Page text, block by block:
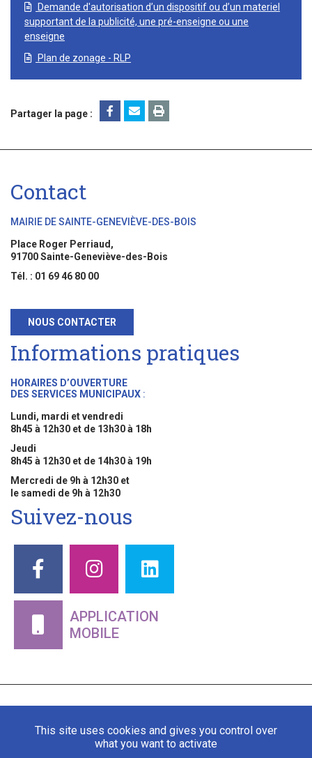
Demande d'autorisation d’un dispositif ou d’un materiel
supportant de la publicité, une pré-enseigne ou une
enseigne
Plan de zonage - RLP
Partager la page :
Contact
MAIRIE DE SAINTE-GENEVIÈVE-DES-BOIS
Place Roger Perriaud,
91700 Sainte-Geneviève-des-Bois
Tél. : 01 69 46 80 00
NOUS CONTACTER
Informations pratiques
HORAIRES D’OUVERTURE
DES SERVICES MUNICIPAUX :
Lundi, mardi et vendredi
8h45 à 12h30 et de 13h30 à 18h
Jeudi
8h45 à 12h30 et de 14h30 à 19h
Mercredi de 9h à 12h30 et
le samedi de 9h à 12h30
Suivez-nous
APPLICATION
MOBILE
This site uses cookies and gives you control over
what you want to activate